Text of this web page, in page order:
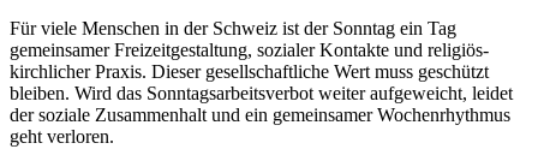
Für viele Menschen in der Schweiz ist der Sonntag ein Tag
gemeinsamer Freizeitgestaltung, sozialer Kontakte und religiös-
kirchlicher Praxis. Dieser gesellschaftliche Wert muss geschützt
bleiben. Wird das Sonntagsarbeitsverbot weiter aufgeweicht, leidet
der soziale Zusammenhalt und ein gemeinsamer Wochenrhythmus
geht verloren.